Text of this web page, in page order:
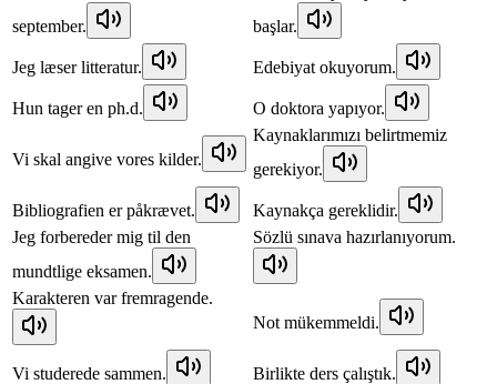
september.
başlar.
Jeg læser litteratur. Edebiyat okuyorum.
Hun tager en ph.d. O doktora yapıyor.
Vi skal angive vores kilder.
Kaynaklarımızı belirtmemiz
gerekiyor.
Bibliografien er påkrævet.
Kaynakça gereklidir.
Jeg forbereder mig til den
mundtlige eksamen.
Sözlü sınava hazırlanıyorum.
Karakteren var fremragende.
Not mükemmeldi.
Vi studerede sammen. Birlikte ders çalıştık.